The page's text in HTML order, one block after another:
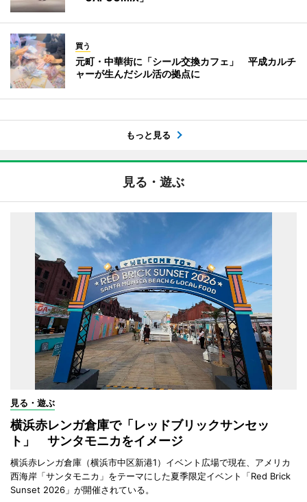
買う
元町・中華街に「シール交換カフェ」 平成カルチ
ャーが生んだシル活の拠点に
もっと見る
見る・遊ぶ
見る・遊ぶ
横浜赤レンガ倉庫で「レッドブリックサンセッ
ト」 サンタモニカをイメージ
横浜赤レンガ倉庫（横浜市中区新港1）イベント広場で現在、アメリカ
西海岸「サンタモニカ」をテーマにした夏季限定イベント「Red Brick
Sunset 2026」が開催されている。